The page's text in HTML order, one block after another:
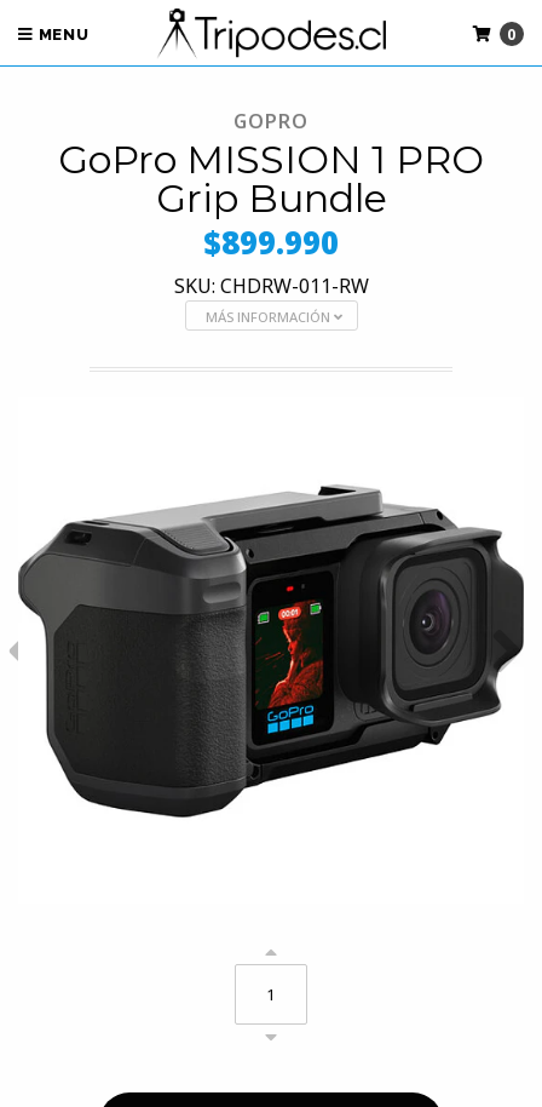
MENU 0
GOPRO
GoPro MISSION 1 PRO
Grip Bundle
$899.990
SKU: CHDRW-011-RW
MÁS INFORMACIÓN